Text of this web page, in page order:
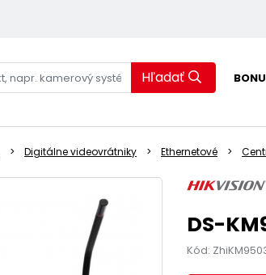
Hľadať
Digitálne videovrátniky Ethernetové
DS-
Kód: